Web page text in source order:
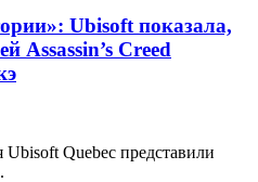
Ubisoft показала,
Assassin’s Creed
Ubisoft Quebec представили